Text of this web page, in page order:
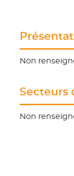
Non
Secteurs
Non